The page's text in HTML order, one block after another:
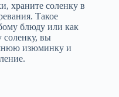
храните соленку в
Такое
блюду или как
соленку, вы
изюминку и